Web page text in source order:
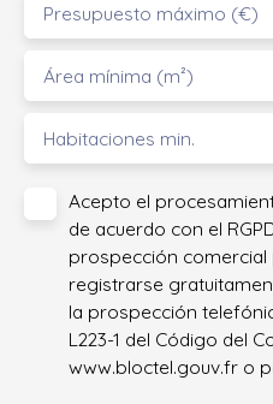
Presupuesto máximo (€)
Área mínima (m²)
Habitaciones min.
Acepto el
de acuerdo con el
prospección
registrarse
la prospección
L223-1 del Código del
www.bloctel.gouv.fr o